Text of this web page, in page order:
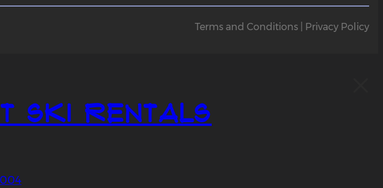
Terms and Conditions | Privacy Policy
Ski Rentals